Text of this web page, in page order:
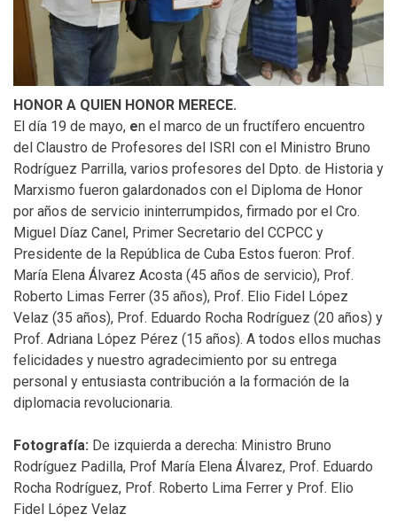
HONOR A QUIEN HONOR MERECE.
El día 19 de mayo, en el marco de un fructífero encuentro
del Claustro de Profesores del ISRI con el Ministro Bruno
Rodríguez Parrilla, varios profesores del Dpto. de Historia y
Marxismo fueron galardonados con el Diploma de Honor
por años de servicio ininterrumpidos, firmado por el Cro.
Miguel Díaz Canel, Primer Secretario del CCPCC y
Presidente de la República de Cuba Estos fueron: Prof.
María Elena Álvarez Acosta (45 años de servicio), Prof.
Roberto Limas Ferrer (35 años), Prof. Elio Fidel López
Velaz (35 años), Prof. Eduardo Rocha Rodríguez (20 años) y
Prof. Adriana López Pérez (15 años). A todos ellos muchas
felicidades y nuestro agradecimiento por su entrega
personal y entusiasta contribución a la formación de la
diplomacia revolucionaria.
Fotografía: De izquierda a derecha: Ministro Bruno
Rodríguez Padilla, Prof María Elena Álvarez, Prof. Eduardo
Rocha Rodríguez, Prof. Roberto Lima Ferrer y Prof. Elio
Fidel López Velaz